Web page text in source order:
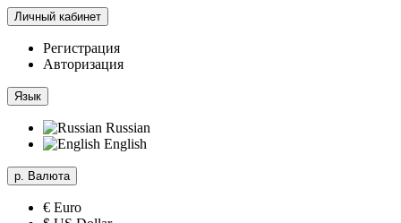
Личный кабинет
Регистрация
Авторизация
Язык
Russian
English
р. Валюта
€ Euro